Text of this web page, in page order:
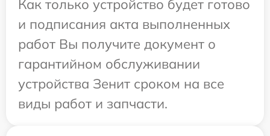
Как только устройство будет готово
и подписания акта выполненных
работ Вы получите документ о
гарантийном обслуживании
устройства Зенит сроком на все
виды работ и запчасти.